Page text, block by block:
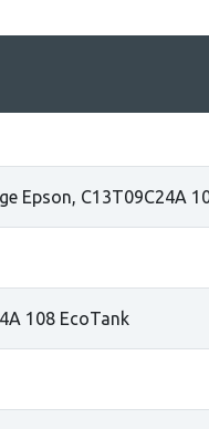
Epson, C13T09C24A
108 EcoTank